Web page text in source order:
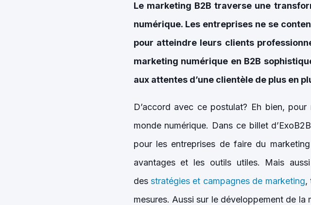
Le marketing B2B traverse une
numérique. Les entreprises ne se
pour atteindre leurs clients
marketing numérique en B2B
aux attentes d’une clientèle de plus en
D’accord avec ce postulat? Eh bien, pour
monde numérique. Dans ce billet
pour les entreprises de faire du
avantages et les outils utiles. Mais
desstratégies et campagnes de marketing,
mesures. Aussi sur le développement de la